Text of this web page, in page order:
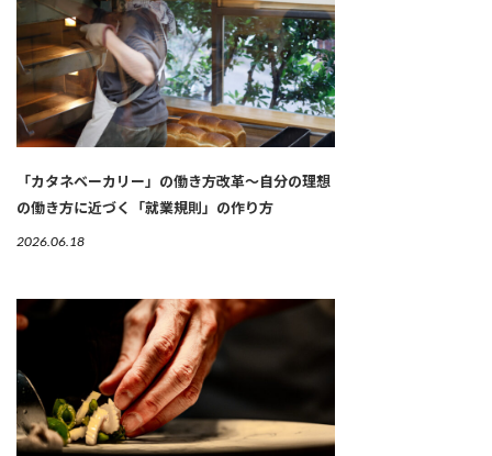
「カタネベーカリー」の働き方改革～自分の理想
の働き方に近づく「就業規則」の作り方
2026.06.18